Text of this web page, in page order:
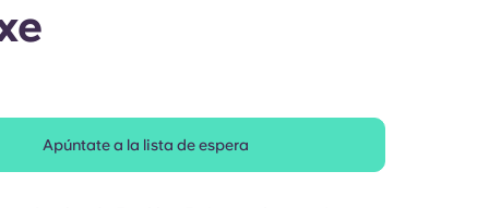
Información para los
Apúntate a la lista de espera